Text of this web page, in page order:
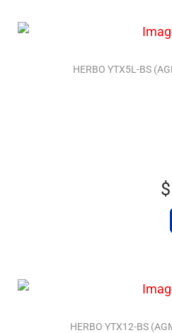
HERBO YTX5L-BS
$
HERBO YTX12-BS